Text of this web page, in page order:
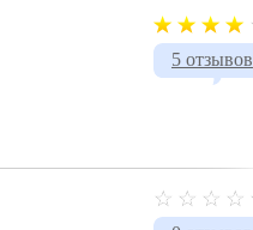
5 отзывов